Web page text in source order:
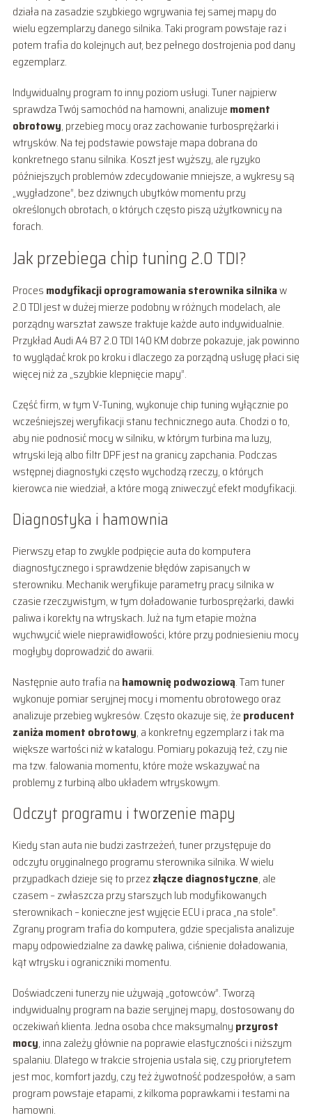
działa na zasadzie szybkiego wgrywania tej samej mapy do
wielu egzemplarzy danego silnika. Taki program powstaje raz i
potem trafia do kolejnych aut, bez pełnego dostrojenia pod dany
egzemplarz.
Indywidualny program to inny poziom usługi. Tuner najpierw
sprawdza Twój samochód na hamowni, analizuje moment
obrotowy, przebieg mocy oraz zachowanie turbosprężarki i
wtrysków. Na tej podstawie powstaje mapa dobrana do
konkretnego stanu silnika. Koszt jest wyższy, ale ryzyko
późniejszych problemów zdecydowanie mniejsze, a wykresy są
„wygładzone”, bez dziwnych ubytków momentu przy
określonych obrotach, o których często piszą użytkownicy na
forach.
Jak przebiega chip tuning 2.0 TDI?
Proces modyfikacji oprogramowania sterownika silnikaw
2.0 TDI jest w dużej mierze podobny w różnych modelach, ale
porządny warsztat zawsze traktuje każde auto indywidualnie.
Przykład Audi A4 B7 2.0 TDI 140 KM dobrze pokazuje, jak powinno
to wyglądać krok po kroku i dlaczego za porządną usługę płaci się
więcej niż za „szybkie klepnięcie mapy”.
Część firm, w tym V-Tuning, wykonuje chip tuning wyłącznie po
wcześniejszej weryfikacji stanu technicznego auta. Chodzi o to,
aby nie podnosić mocy w silniku, w którym turbina ma luzy,
wtryski leją albo filtr DPF jest na granicy zapchania. Podczas
wstępnej diagnostyki często wychodzą rzeczy, o których
kierowca nie wiedział, a które mogą zniweczyć efekt modyfikacji.
Diagnostyka i hamownia
Pierwszy etap to zwykle podpięcie auta do komputera
diagnostycznego i sprawdzenie błędów zapisanych w
sterowniku. Mechanik weryfikuje parametry pracy silnika w
czasie rzeczywistym, w tym doładowanie turbosprężarki, dawki
paliwa i korekty na wtryskach. Już na tym etapie można
wychwycić wiele nieprawidłowości, które przy podniesieniu mocy
mogłyby doprowadzić do awarii.
Następnie auto trafia na hamownię podwoziową. Tam tuner
wykonuje pomiar seryjnej mocy i momentu obrotowego oraz
analizuje przebieg wykresów. Często okazuje się, że producent
zaniża moment obrotowy, a konkretny egzemplarz i tak ma
większe wartości niż w katalogu. Pomiary pokazują też, czy nie
ma tzw. falowania momentu, które może wskazywać na
problemy z turbiną albo układem wtryskowym.
Odczyt programu i tworzenie mapy
Kiedy stan auta nie budzi zastrzeżeń, tuner przystępuje do
odczytu oryginalnego programu sterownika silnika. W wielu
przypadkach dzieje się to przezzłącze diagnostyczne, ale
czasem – zwłaszcza przy starszych lub modyfikowanych
sterownikach – konieczne jest wyjęcie ECU i praca „na stole”.
Zgrany program trafia do komputera, gdzie specjalista analizuje
mapy odpowiedzialne za dawkę paliwa, ciśnienie doładowania,
kąt wtrysku i ograniczniki momentu.
Doświadczeni tunerzy nie używają „gotowców”. Tworzą
indywidualny program na bazie seryjnej mapy, dostosowany do
oczekiwań klienta. Jedna osoba chce maksymalny przyrost
mocy, inna zależy głównie na poprawie elastyczności i niższym
spalaniu. Dlatego w trakcie strojenia ustala się, czy priorytetem
jest moc, komfort jazdy, czy też żywotność podzespołów, a sam
program powstaje etapami, z kilkoma poprawkami i testami na
hamowni.